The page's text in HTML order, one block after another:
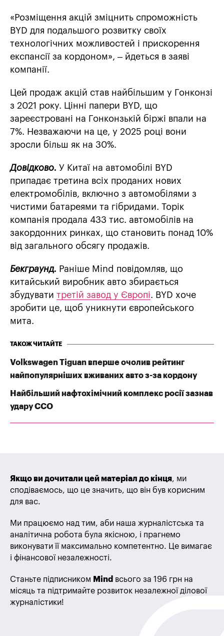
«Розміщення акцій зміцнить спроможність
BYD для подальшого розвитку своїх
технологічних можливостей і прискорення
експансії за кордоном», – йдеться в заяві
компанії.
Цей продаж акцій став найбільшим у Гонконзі
з 2021 року. Цінні папери BYD, що
зареєстровані на Гонконзькій біржі впали на
7%. Незважаючи на це, у 2025 році вони
зросли більш як на 30%.
Довідково. У Китаї на автомобілі BYD
припадає третина всіх проданих нових
електромобілів, включно з автомобілями з
чистими батареями та гібридами. Торік
компанія продала 433 тис. автомобілів на
закордонних ринках, що становить понад 10%
від загального обсягу продажів.
Бекграунд. Раніше Mind повідомляв, що
китайський виробник авто збирається
збудувати третій завод у Європі. BYD хоче
зробити це, щоб уникнути європейського
мита.
ТАКОЖ ЧИТАЙТЕ
Volkswagen Tiguan вперше очолив рейтинг
найпопулярніших вживаних авто з-за кордону
Найбільший нафтохімічний комплекс росії зазнав
удару ССО
Якщо ви дочитали цей матеріал до кінця, ми
сподіваємось, що це значить, що він був корисним
для вас.
Ми працюємо над тим, аби наша журналістська та
аналітична робота була якісною, і прагнемо
виконувати її максимально компетентно. Це вимагає
і фінансової незалежності.
Станьте підписником Mind всього за 196 грн на
місяць та підтримайте розвиток незалежної ділової
журналістики!